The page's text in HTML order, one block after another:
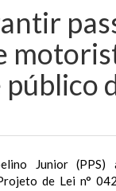
Junior (PPS)
de Lei n°